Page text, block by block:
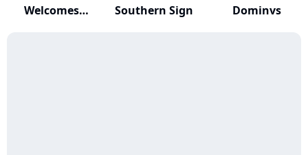
Welcomes
Southern Sign
Dominvs